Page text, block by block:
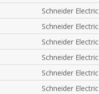
Schneider Electric
Schneider Electric
Schneider Electric
Schneider Electric
Schneider Electric
Schneider Electric